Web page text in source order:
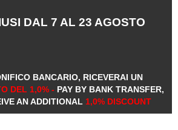
DAL 7 AL 23 AGOSTO
BANCARIO, RICEVERAI UN
DEL 1,0% - PAY BY BANK TRANSFER,
AN ADDITIONAL 1,0% DISCOUNT